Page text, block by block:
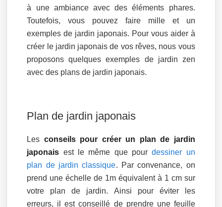
à une ambiance avec des éléments phares.
Toutefois, vous pouvez faire mille et un
exemples de jardin japonais. Pour vous aider à
créer le jardin japonais de vos rêves, nous vous
proposons quelques exemples de jardin zen
avec des plans de jardin japonais.
Plan de jardin japonais
Les conseils pour créer un plan de jardin
japonais est le même que pourdessiner un
plan de jardin classique. Par convenance, on
prend une échelle de 1m équivalent à 1 cm sur
votre plan de jardin. Ainsi pour éviter les
erreurs, il est conseillé de prendre une feuille